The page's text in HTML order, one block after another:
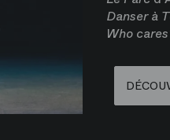
Danser à
Who